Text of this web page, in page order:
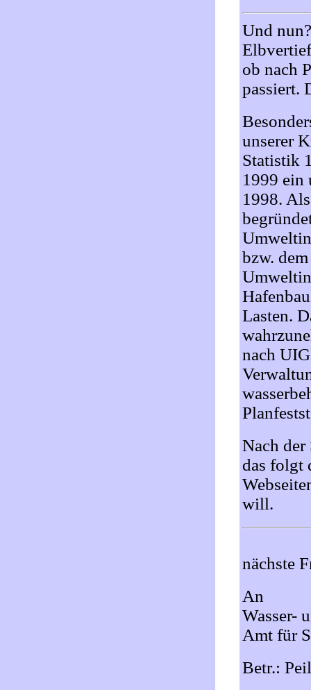
Und
ob nach
passiert.
unserer
Statistik
1999 ein
1998.
bzw.
Lasten.
nach
Nach
das folgt
will.
nächste
An
Wasser-
Amt für
Betr.: